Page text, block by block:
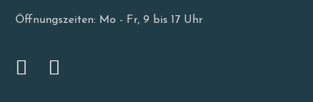
Öffnungszeiten: Mo - Fr, 9 bis 17 Uhr